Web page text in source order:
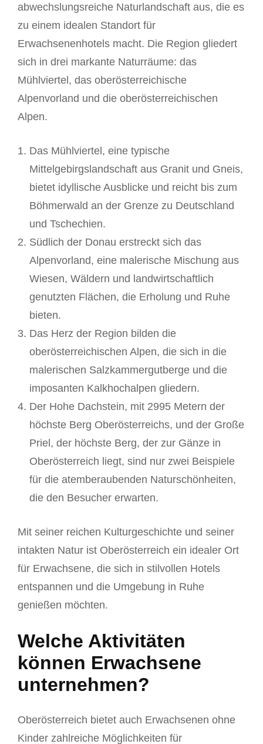
abwechslungsreiche Naturlandschaft aus, die es
zu einem idealen Standort für
Erwachsenenhotels macht. Die Region gliedert
sich in drei markante Naturräume: das
Mühlviertel, das oberösterreichische
Alpenvorland und die oberösterreichischen
Alpen.
Das Mühlviertel, eine typische
Mittelgebirgslandschaft aus Granit und Gneis,
bietet idyllische Ausblicke und reicht bis zum
Böhmerwald an der Grenze zu Deutschland
und Tschechien.
Südlich der Donau erstreckt sich das
Alpenvorland, eine malerische Mischung aus
Wiesen, Wäldern und landwirtschaftlich
genutzten Flächen, die Erholung und Ruhe
bieten.
Das Herz der Region bilden die
oberösterreichischen Alpen, die sich in die
malerischen Salzkammergutberge und die
imposanten Kalkhochalpen gliedern.
Der Hohe Dachstein, mit 2995 Metern der
höchste Berg Oberösterreichs, und der Große
Priel, der höchste Berg, der zur Gänze in
Oberösterreich liegt, sind nur zwei Beispiele
für die atemberaubenden Naturschönheiten,
die den Besucher erwarten.
Mit seiner reichen Kulturgeschichte und seiner
intakten Natur ist Oberösterreich ein idealer Ort
für Erwachsene, die sich in stilvollen Hotels
entspannen und die Umgebung in Ruhe
genießen möchten.
Welche Aktivitäten
können Erwachsene
unternehmen?
Oberösterreich bietet auch Erwachsenen ohne
Kinder zahlreiche Möglichkeiten für